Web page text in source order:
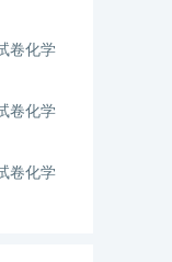
卷化学
卷化学
卷化学